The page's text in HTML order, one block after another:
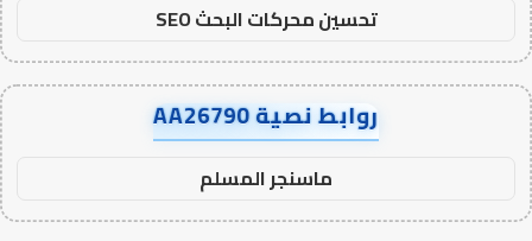
تحسين محركات البحث SEO
روابط نصية AA26790
ماسنجر المسلم